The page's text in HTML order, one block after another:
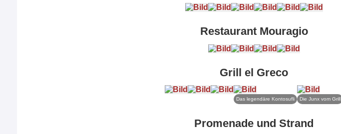
Restaurant Mouragio
Grill el Greco
Das legendäre Kontosufli Die Junx vom Grill
Promenade und Strand